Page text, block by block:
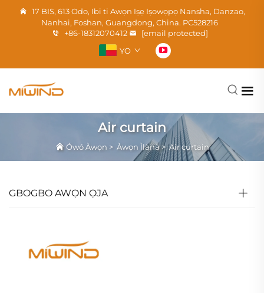
17 BIS, 613 Odo, Ibi ti Awọn Iṣẹ Iṣowọpọ Nansha, Danzao,
Nanhai, Foshan, Guangdong, China. PC528216
+86-18312070412
[email protected]
YO
Air curtain
Ówó Àwọn > Àwọn Ìlànà>Air curtain
GBOGBO AWỌN ỌJA